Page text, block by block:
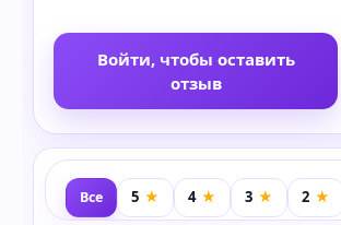
Войти, чтобы оставить
отзыв
Все